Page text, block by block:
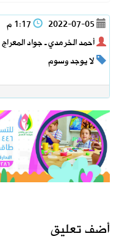
2022-07-05
أحمد الخرمدي ـ جواد المعراج
لا يوجد وسوم
أضف تعليق